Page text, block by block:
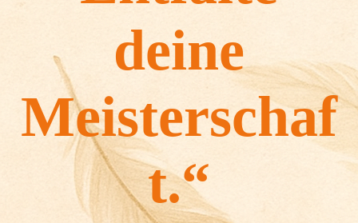
deine
Meisterschaf
t.“